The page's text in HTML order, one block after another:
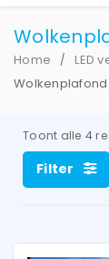
Home / LED
Wolkenplafond
Toont alle 4
Filter